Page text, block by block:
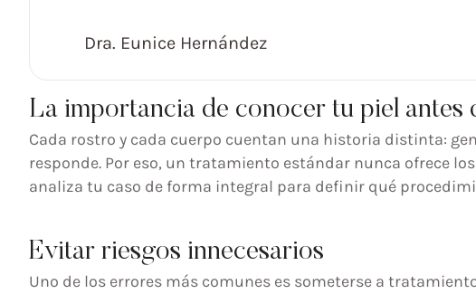
Dra. Eunice Hernández
La importancia de conocer tu piel antes
Cada rostro y cada cuerpo cuentan una historia distinta:
responde. Por eso, un tratamiento estándar nunca ofrece
analiza tu caso de forma integral para definir qué
Evitar riesgos innecesarios
Uno de los errores más comunes es someterse a